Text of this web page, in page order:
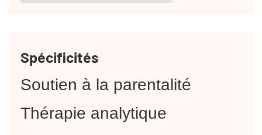
Spécificités
Soutien à la parentalité
Thérapie analytique